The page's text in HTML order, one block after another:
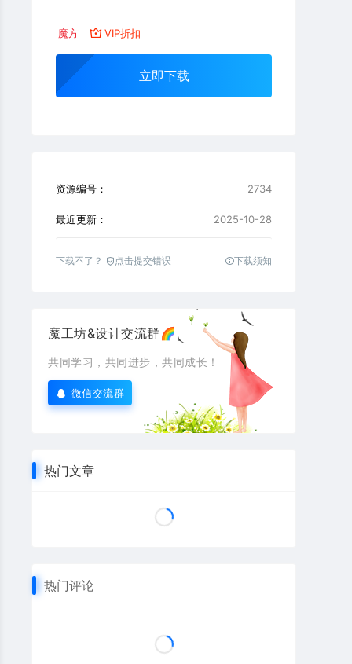
魔方 VIP折扣
立即下载
资源编号： 2734
最近更新： 2025-10-28
下载不了？ 点击提交错误 下载须知
魔工坊&设计交流群🌈
共同学习，共同进步，共同成长！
微信交流群
热门文章
热门评论